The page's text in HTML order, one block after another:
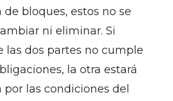
de bloques, estos no se
ni eliminar. Si
las dos partes no cumple
la otra estará
las condiciones del